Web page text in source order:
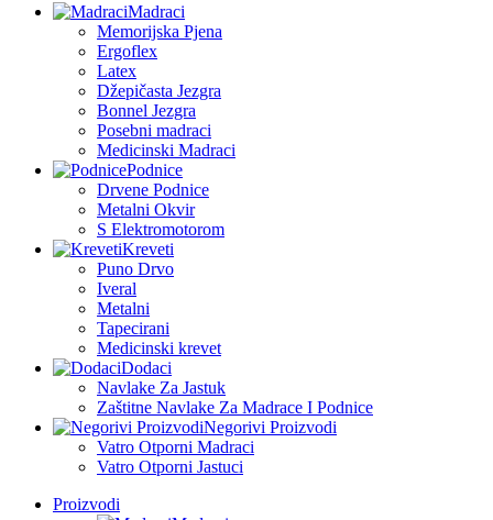
Madraci
Memorijska Pjena
Ergoflex
Latex
Džepičasta Jezgra
Bonnel Jezgra
Posebni madraci
Medicinski Madraci
Podnice
Drvene Podnice
Metalni Okvir
S Elektromotorom
Kreveti
Puno Drvo
Iveral
Metalni
Tapecirani
Medicinski krevet
Dodaci
Navlake Za Jastuk
Zaštitne Navlake Za Madrace I Podnice
Negorivi Proizvodi
Vatro Otporni Madraci
Vatro Otporni Jastuci
Proizvodi